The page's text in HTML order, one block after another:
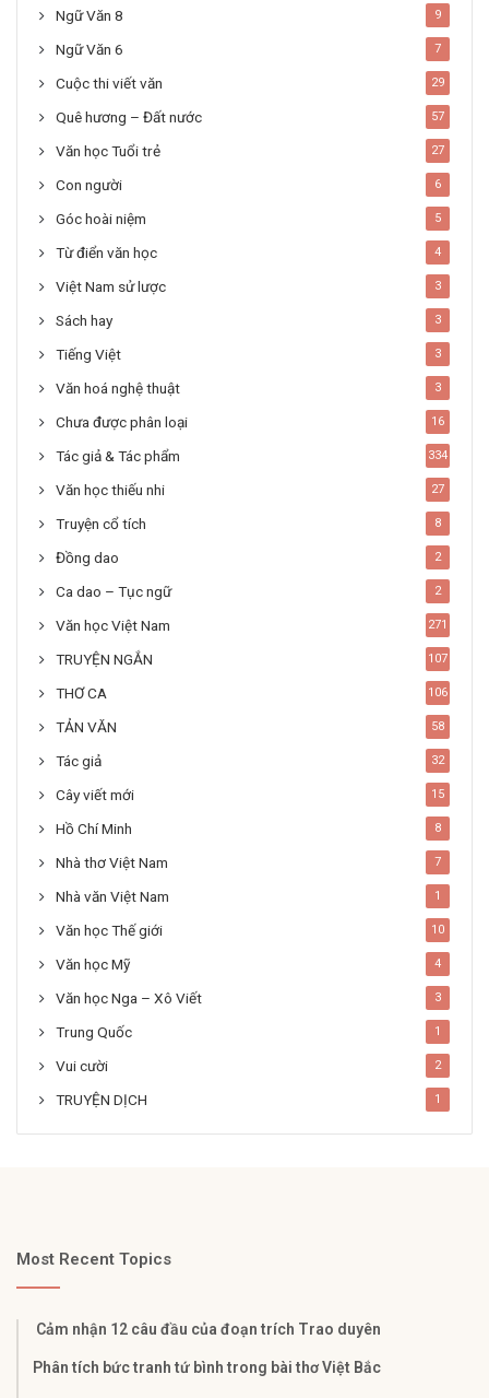
Ngữ Văn 8 9
Ngữ Văn 6 7
Cuộc thi viết văn 29
Quê hương – Đất nước 57
Văn học Tuổi trẻ 27
Con người 6
Góc hoài niệm 5
Từ điển văn học 4
Việt Nam sử lược 3
Sách hay 3
Tiếng Việt 3
Văn hoá nghệ thuật 3
Chưa được phân loại 16
Tác giả & Tác phẩm 334
Văn học thiếu nhi 27
Truyện cổ tích 8
Đồng dao 2
Ca dao – Tục ngữ 2
Văn học Việt Nam 271
TRUYỆN NGẮN 107
THƠ CA 106
TẢN VĂN 58
Tác giả 32
Cây viết mới 15
Hồ Chí Minh 8
Nhà thơ Việt Nam 7
Nhà văn Việt Nam 1
Văn học Thế giới 10
Văn học Mỹ 4
Văn học Nga – Xô Viết 3
Trung Quốc 1
Vui cười 2
TRUYỆN DỊCH 1
Most Recent Topics
Cảm nhận 12 câu đầu của đoạn trích Trao duyên
Phân tích bức tranh tứ bình trong bài thơ Việt Bắc